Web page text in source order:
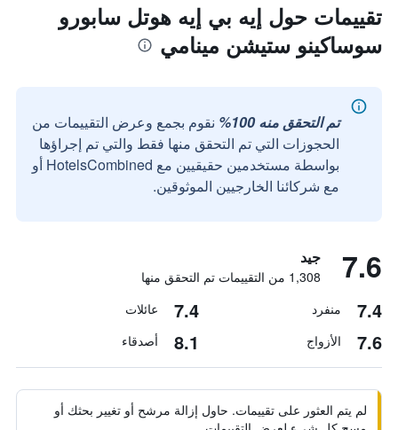
تقييمات حول إيه بي إيه هوتل سابورو
سوساكينو ستيشن مينامي
تم التحقق منه 100%
نقوم بجمع وعرض التقييمات من
الحجوزات التي تم التحقق منها فقط والتي تم إجراؤها
بواسطة مستخدمين حقيقيين مع HotelsCombined أو
مع شركائنا الخارجيين الموثوقين.
7.6 جيد
1,308 من التقييمات تم التحقق منها
7.4 منفرد 7.4 عائلات
7.6 الأزواج 8.1 أصدقاء
لم يتم العثور على تقييمات. حاول إزالة مرشح أو تغيير بحثك أو